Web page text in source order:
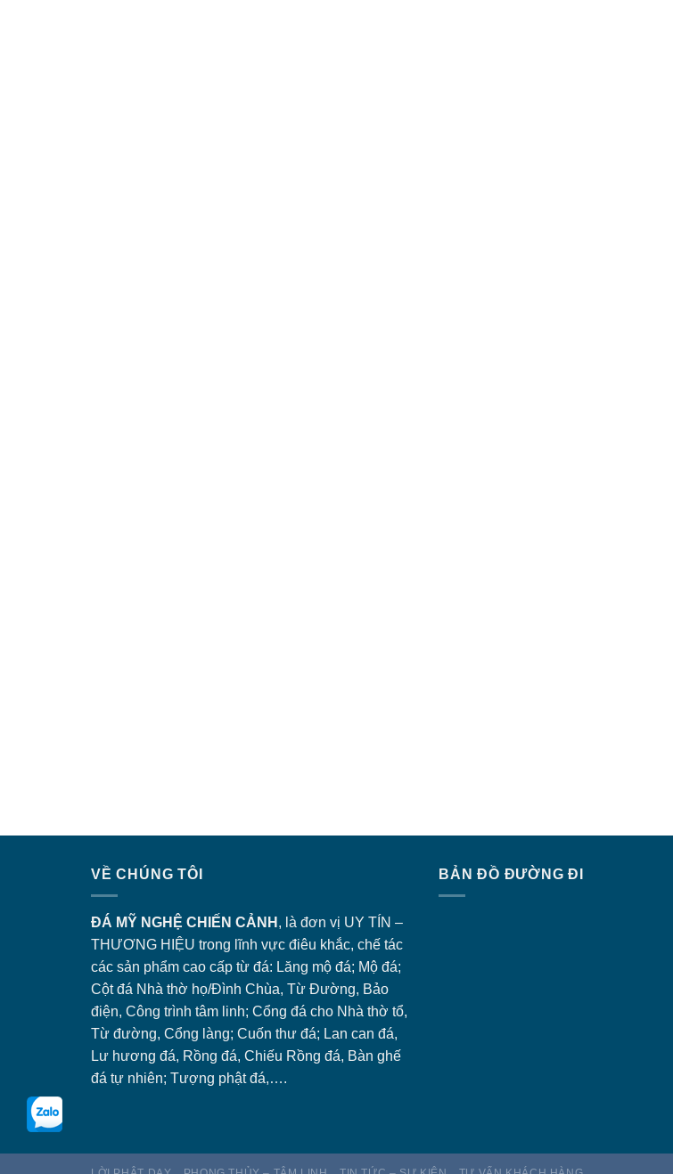
VỀ CHÚNG TÔI
ĐÁ MỸ NGHỆ CHIẾN CẢNH , là đơn vị UY TÍN –
THƯƠNG HIỆU trong lĩnh vực điêu khắc, chế tác
các sản phẩm cao cấp từ đá: Lăng mộ đá; Mộ đá;
Cột đá Nhà thờ họ/Đình Chùa, Từ Đường, Bảo
điện, Công trình tâm linh; Cổng đá cho Nhà thờ tổ,
Từ đường, Cổng làng; Cuốn thư đá; Lan can đá,
Lư hương đá, Rồng đá, Chiếu Rồng đá, Bàn ghế
đá tự nhiên; Tượng phật đá,….
BẢN ĐỒ ĐƯỜNG ĐI